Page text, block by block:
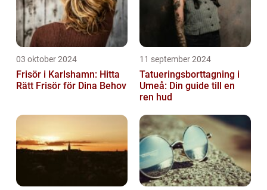
03 oktober 2024
Frisör i Karlshamn: Hitta
Rätt Frisör för Dina Behov
11 september 2024
Tatueringsborttagning i
Umeå: Din guide till en
ren hud